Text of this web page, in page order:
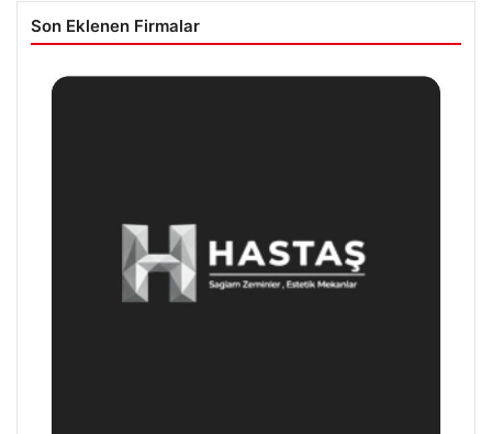
Son Eklenen Firmalar